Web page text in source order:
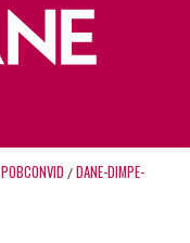
POBCONVID / DANE-DIMPE-